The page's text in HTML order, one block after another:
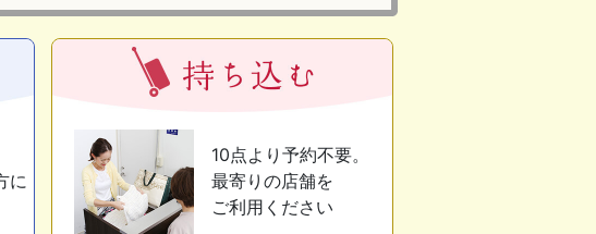
に
10点より予約不要。
最寄りの店舗を
ご利用ください